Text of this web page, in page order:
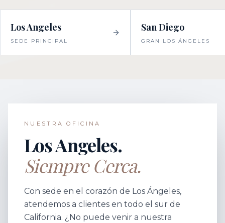
Los Angeles
SEDE PRINCIPAL
San Diego
GRAN LOS ÁNGELES
NUESTRA OFICINA
Los Angeles.
Siempre Cerca.
Con sede en el corazón de Los Ángeles,
atendemos a clientes en todo el sur de
California. ¿No puede venir a nuestra